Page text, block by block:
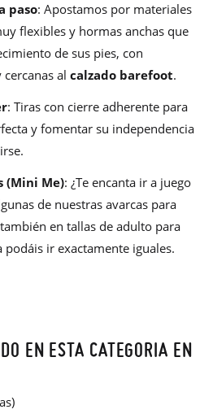
paso: Apostamos por materiales
flexibles y hormas anchas que
de sus pies, con
al calzado barefoot.
: Tiras con cierre adherente para
y fomentar su independencia
(Mini Me): ¿Te encanta ir a juego
de nuestras avarcas para
en tallas de adulto para
podáis ir exactamente iguales.
EN ESTA CATEGORIA EN